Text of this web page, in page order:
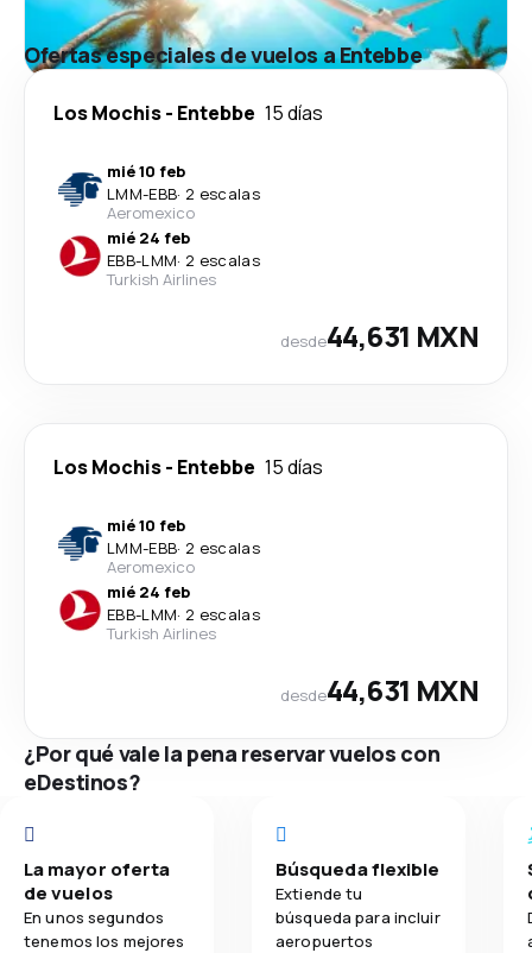
Ofertas especiales de vuelos a Entebbe
Los Mochis- Entebbe 15 días
mié 10 feb
LMM-EBB· 2 escalas
Aeromexico
mié 24 feb
EBB-LMM· 2 escalas
Turkish Airlines
desde44,631 MXN
Los Mochis- Entebbe 15 días
mié 10 feb
LMM-EBB· 2 escalas
Aeromexico
mié 24 feb
EBB-LMM· 2 escalas
Turkish Airlines
desde44,631 MXN
¿Por qué vale la pena reservar vuelos con
eDestinos?
La mayor oferta
de vuelos
En unos segundos
tenemos los mejores
Búsqueda flexible
Extiende tu
búsqueda para incluir
aeropuertos